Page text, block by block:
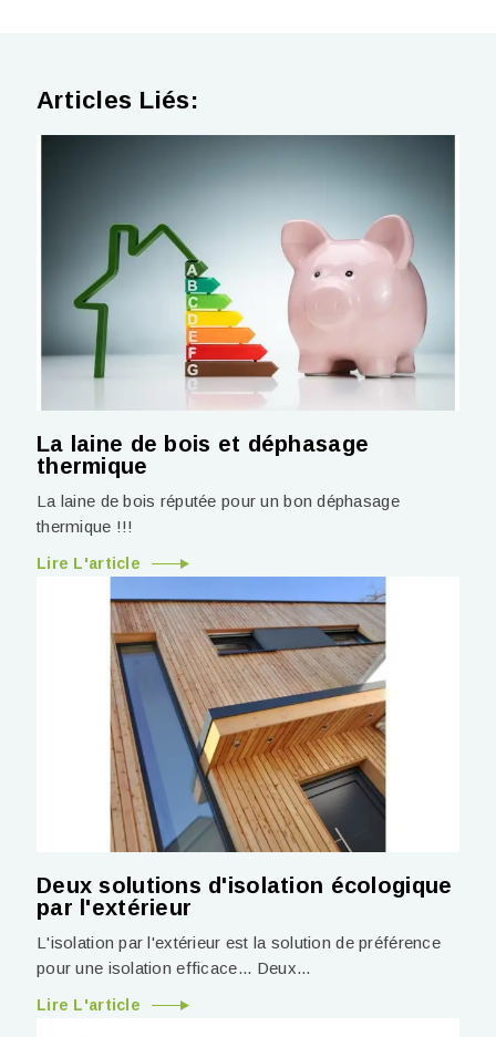
Articles Liés:
La laine de bois et déphasage
thermique
La laine de bois réputée pour un bon déphasage
thermique !!!
Lire L'article
Deux solutions d'isolation écologique
par l'extérieur
L'isolation par l'extérieur est la solution de préférence
pour une isolation efficace... Deux...
Lire L'article